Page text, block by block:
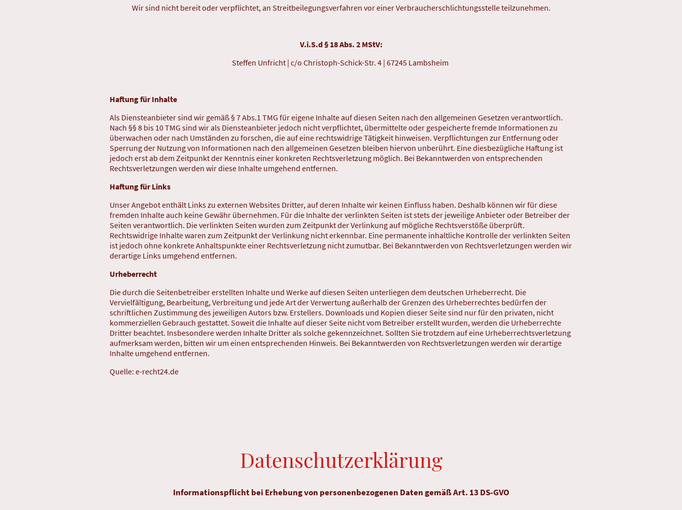
Wir sind nicht bereit oder verpflichtet, an Streitbeilegungsverfahren vor einer Verbraucherschlichtungsstelle teilzunehmen.
V.i.S.d § 18 Abs. 2 MStV:
Steffen Unfricht | c/o Christoph-Schick-Str. 4 | 67245 Lambsheim
Haftung für Inhalte
Als Diensteanbieter sind wir gemäß § 7 Abs.1 TMG für eigene Inhalte auf diesen Seiten nach den allgemeinen Gesetzen verantwortlich.
Nach §§ 8 bis 10 TMG sind wir als Diensteanbieter jedoch nicht verpflichtet, übermittelte oder gespeicherte fremde Informationen zu
überwachen oder nach Umständen zu forschen, die auf eine rechtswidrige Tätigkeit hinweisen. Verpflichtungen zur Entfernung oder
Sperrung der Nutzung von Informationen nach den allgemeinen Gesetzen bleiben hiervon unberührt. Eine diesbezügliche Haftung ist
jedoch erst ab dem Zeitpunkt der Kenntnis einer konkreten Rechtsverletzung möglich. Bei Bekanntwerden von entsprechenden
Rechtsverletzungen werden wir diese Inhalte umgehend entfernen.
Haftung für Links
Unser Angebot enthält Links zu externen Websites Dritter, auf deren Inhalte wir keinen Einfluss haben. Deshalb können wir für diese
fremden Inhalte auch keine Gewähr übernehmen. Für die Inhalte der verlinkten Seiten ist stets der jeweilige Anbieter oder Betreiber der
Seiten verantwortlich. Die verlinkten Seiten wurden zum Zeitpunkt der Verlinkung auf mögliche Rechtsverstöße überprüft.
Rechtswidrige Inhalte waren zum Zeitpunkt der Verlinkung nicht erkennbar. Eine permanente inhaltliche Kontrolle der verlinkten Seiten
ist jedoch ohne konkrete Anhaltspunkte einer Rechtsverletzung nicht zumutbar. Bei Bekanntwerden von Rechtsverletzungen werden wir
derartige Links umgehend entfernen.
Urheberrecht
Die durch die Seitenbetreiber erstellten Inhalte und Werke auf diesen Seiten unterliegen dem deutschen Urheberrecht. Die
Vervielfältigung, Bearbeitung, Verbreitung und jede Art der Verwertung außerhalb der Grenzen des Urheberrechtes bedürfen der
schriftlichen Zustimmung des jeweiligen Autors bzw. Erstellers. Downloads und Kopien dieser Seite sind nur für den privaten, nicht
kommerziellen Gebrauch gestattet. Soweit die Inhalte auf dieser Seite nicht vom Betreiber erstellt wurden, werden die Urheberrechte
Dritter beachtet. Insbesondere werden Inhalte Dritter als solche gekennzeichnet. Sollten Sie trotzdem auf eine Urheberrechtsverletzung
aufmerksam werden, bitten wir um einen entsprechenden Hinweis. Bei Bekanntwerden von Rechtsverletzungen werden wir derartige
Inhalte umgehend entfernen.
Quelle: e-recht24.de
Datenschutzerklärung
Informationspflicht bei Erhebung von personenbezogenen Daten gemäß Art. 13 DS­-GVO